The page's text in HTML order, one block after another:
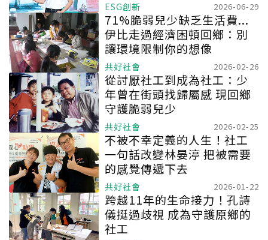
ESG創新 2026-06-29
71%脆弱兒少缺乏生活費...
伊比走過經濟困頓回鄉：別
讓環境限制你的想像
共好社會 2026-02-26
從討厭社工到成為社工：少
年曾在街頭找歸屬感 現回鄉
守護脆弱兒少
共好社會 2026-02-25
不被不幸定義的人生！社工
一句話改變林晏渟 把被需要
的感覺傳遞下去
共好社會 2026-01-22
跨越11年的生命接力！孔詩
儀挺過歧視 成為守護原鄉的
社工